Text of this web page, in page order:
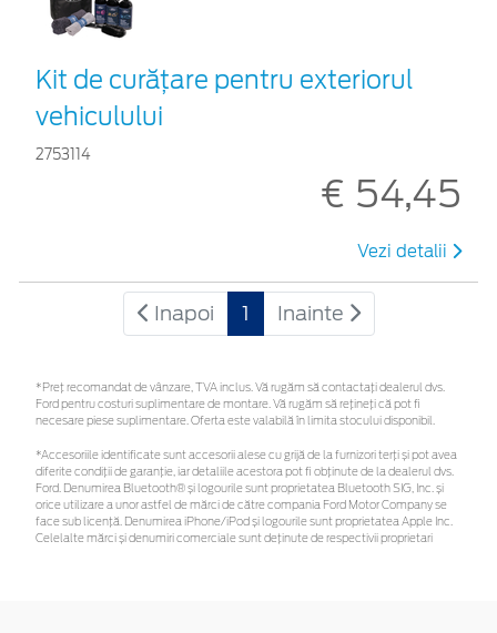
Kit de curățare pentru exteriorul
vehiculului
2753114
€ 54,45
Vezi detalii
Inapoi 1 Inainte
*Preţ recomandat de vânzare, TVA inclus. Vă rugăm să contactaţi dealerul dvs.
Ford pentru costuri suplimentare de montare. Vă rugăm să rețineți că pot fi
necesare piese suplimentare. Oferta este valabilă în limita stocului disponibil.
*Accesoriile identificate sunt accesorii alese cu grijă de la furnizori terți și pot avea
diferite condiții de garanție, iar detaliile acestora pot fi obținute de la dealerul dvs.
Ford. Denumirea Bluetooth® și logourile sunt proprietatea Bluetooth SIG, Inc. și
orice utilizare a unor astfel de mărci de către compania Ford Motor Company se
face sub licență. Denumirea iPhone/iPod și logourile sunt proprietatea Apple Inc.
Celelalte mărci și denumiri comerciale sunt deținute de respectivii proprietari